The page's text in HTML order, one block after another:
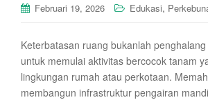
Februari 19, 2026 Edukasi,
Keterbatasan ruang bukanlah
untuk memulai aktivitas bercocok tanam
lingkungan rumah atau perkotaan.
membangun infrastruktur pengairan